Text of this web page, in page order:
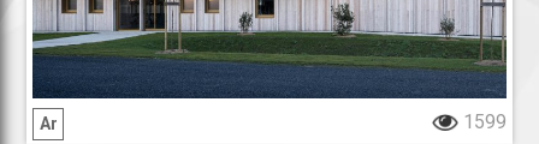
Ar 1599